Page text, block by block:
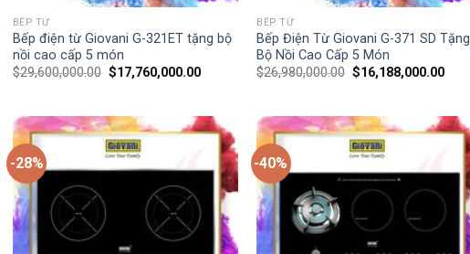
BẾP TỪ
Bếp điện từ Giovani G-321ET tặng bộ
nồi cao cấp 5 món
$29,600,000.00 $17,760,000.00
BẾP TỪ
Bếp Điện Từ Giovani G-371 SD Tặng
Bộ Nồi Cao Cấp 5 Món
$26,980,000.00 $16,188,000.00
-28% -40%